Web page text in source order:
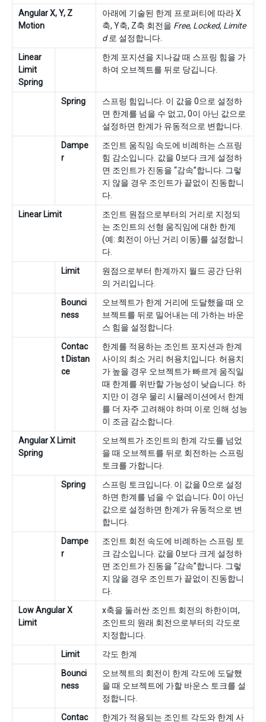
Angular X, Y, Z
Motion
아래에 기술된 한계 프로퍼티에 따라 X
축, Y축, Z축 회전을 Free, Locked, Limite
d로 설정합니다.
Linear
Limit
Spring
한계 포지션을 지나갈 때 스프링 힘을 가
하여 오브젝트를 뒤로 당깁니다.
Spring
스프링 힘입니다. 이 값을 0으로 설정하
면 한계를 넘을 수 없고, 0이 아닌 값으로
설정하면 한계가 유동적으로 변합니다.
Dampe
r
조인트 움직임 속도에 비례하는 스프링
힘 감소입니다. 값을 0보다 크게 설정하
면 조인트가 진동을 “감속”합니다. 그렇
지 않을 경우 조인트가 끝없이 진동합니
다.
Linear Limit
조인트 원점으로부터의 거리로 지정되
는 조인트의 선형 움직임에 대한 한계
(예: 회전이 아닌 거리 이동)를 설정합니
다.
Limit
원점으로부터 한계까지 월드 공간 단위
의 거리입니다.
Bounci
ness
오브젝트가 한계 거리에 도달했을 때 오
브젝트를 뒤로 밀어내는 데 가하는 바운
스 힘을 설정합니다.
Contac
t Distan
ce
한계를 적용하는 조인트 포지션과 한계
사이의 최소 거리 허용치입니다. 허용치
가 높을 경우 오브젝트가 빠르게 움직일
때 한계를 위반할 가능성이 낮습니다. 하
지만 이 경우 물리 시뮬레이션에서 한계
를 더 자주 고려해야 하며 이로 인해 성능
이 조금 감소합니다.
Angular X Limit
Spring
오브젝트가 조인트의 한계 각도를 넘었
을 때 오브젝트를 뒤로 회전하는 스프링
토크를 가합니다.
Spring
스프링 토크입니다. 이 값을 0으로 설정
하면 한계를 넘을 수 없습니다. 0이 아닌
값으로 설정하면 한계가 유동적으로 변
합니다.
Dampe
r
조인트 회전 속도에 비례하는 스프링 토
크 감소입니다. 값을 0보다 크게 설정하
면 조인트가 진동을 “감속”합니다. 그렇
지 않을 경우 조인트가 끝없이 진동합니
다.
Low Angular X
Limit
x축을 둘러싼 조인트 회전의 하한이며,
조인트의 원래 회전으로부터의 각도로
지정합니다.
Limit
각도 한계
Bounci
ness
오브젝트의 회전이 한계 각도에 도달했
을 때 오브젝트에 가할 바운스 토크를 설
정합니다.
Contac
한계가 적용되는 조인트 각도와 한계 사